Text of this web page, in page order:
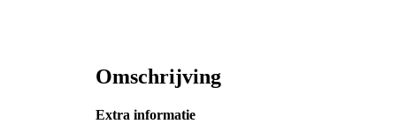
Omschrijving
Extra informatie